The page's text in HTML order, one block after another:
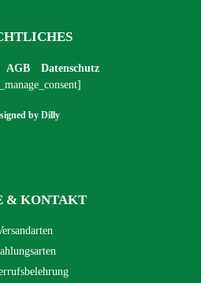
AGB
Datenschutz
by Dilly
& KONTAKT